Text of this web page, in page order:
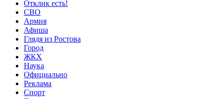
Отклик есть!
СВО
Армия
Афиша
Глядя из Ростова
Город
ЖКХ
Наука
Официально
Реклама
Спорт